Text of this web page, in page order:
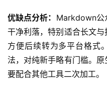
优缺点分析： Markdown公
干净利落，特别适合长文与
方便后续转为多平台格式
法，对纯新手略有门槛。
要配合其他工具二次加工。